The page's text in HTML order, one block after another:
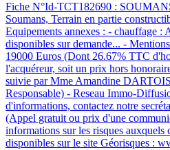
Fiche N°Id-TCT182690 :
Soumans, Terrain en partie
Equipements annexes : - chauffage :
disponibles sur demande... -
19000 Euros (Dont 26.67% TTC
l'acquéreur, soit un prix hors
suivie par Mme Amandine
Responsable) - Reseau Immo-
d'informations, contactez notre
(Appel gratuit ou prix d'une
informations sur les risques auxquels
disponibles sur le site Géorisques :